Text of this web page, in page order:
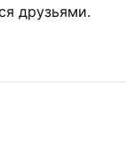
друзьями.